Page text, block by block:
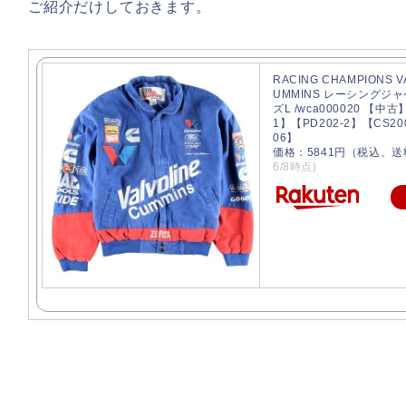
ご紹介だけしておきます。
RACING CHAMPIONS
UMMINS レーシングジ
ズL /wca000020 【中古
1】【PD202-2】【
06】
価格：5841円（税込、
6/8時点)